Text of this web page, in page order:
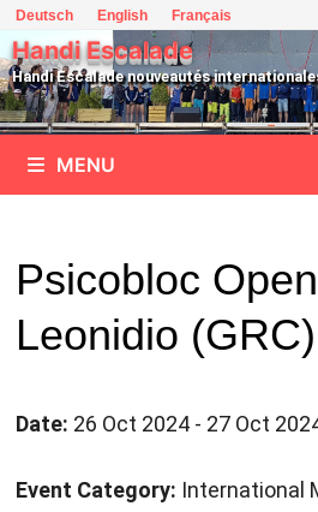
Passer
au
contenu
Deutsch English Français
Handi Escalade
Handi Escalade nouveautés
MENU
Psicobloc
Leonidio (GRC)
Date: 26 Oct 2024 - 27 Oct
Event Category: International